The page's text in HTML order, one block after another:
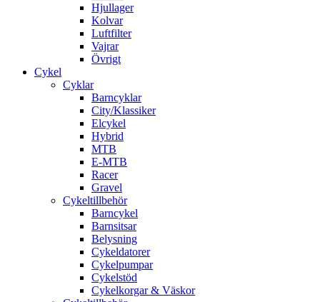
Hjullager
Kolvar
Luftfilter
Vajrar
Övrigt
Cykel
Cyklar
Barncyklar
City/Klassiker
Elcykel
Hybrid
MTB
E-MTB
Racer
Gravel
Cykeltillbehör
Barncykel
Barnsitsar
Belysning
Cykeldatorer
Cykelpumpar
Cykelstöd
Cykelkorgar & Väskor